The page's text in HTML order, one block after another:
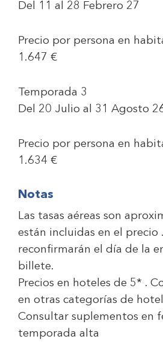
Del 11 al 28 Febrero 27
Precio por persona en
1.647 €
Temporada 3
Del 20 Julio al 31 Agosto
Precio por persona en
1.634 €
Notas
Las tasas aéreas son
están incluidas en el precio
reconfirmarán el día de la
billete.
Precios en hoteles de 5* .
en otras categorías de
Consultar suplementos en
temporada alta